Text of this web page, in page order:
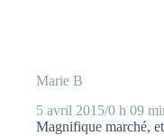
Marie B
5 avril 2015/0 h 09
Magnifique marché,